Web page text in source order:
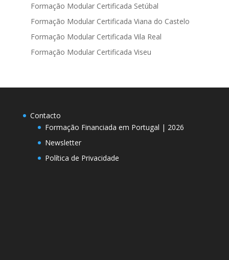
Formação Modular Certificada Setúbal
Formação Modular Certificada Viana do Castelo
Formação Modular Certificada Vila Real
Formação Modular Certificada Viseu
Contacto
Formação Financiada em Portugal | 2026
Newsletter
Política de Privacidade